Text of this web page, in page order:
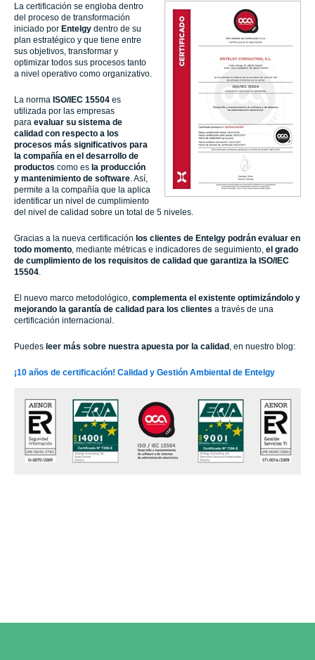
La certificación se engloba dentro
del proceso de transformación
iniciado por Entelgy dentro de su
plan estratégico y que tiene entre
sus objetivos, transformar y
optimizar todos sus procesos tanto
a nivel operativo como organizativo.
La norma ISO/IEC 15504 es
utilizada por las empresas
para evaluar su sistema de
calidad con respecto a los
procesos más significativos para
la compañía en el desarrollo de
productos como es la producción
y mantenimiento de software. Así,
permite a la compañía que la aplica
identificar un nivel de cumplimiento
del nivel de calidad sobre un total de 5 niveles.
Gracias a la nueva certificación los clientes de Entelgy podrán evaluar en
todo momento, mediante métricas e indicadores de seguimiento, el grado
de cumplimiento de los requisitos de calidad que garantiza la ISO/IEC
15504.
El nuevo marco metodológico, complementa el existente optimizándolo y
mejorando la garantía de calidad para los clientes a través de una
certificación internacional.
Puedes leer más sobre nuestra apuesta por la calidad , en nuestro blog:
¡10 años de certificación! Calidad y Gestión Ambiental de Entelgy